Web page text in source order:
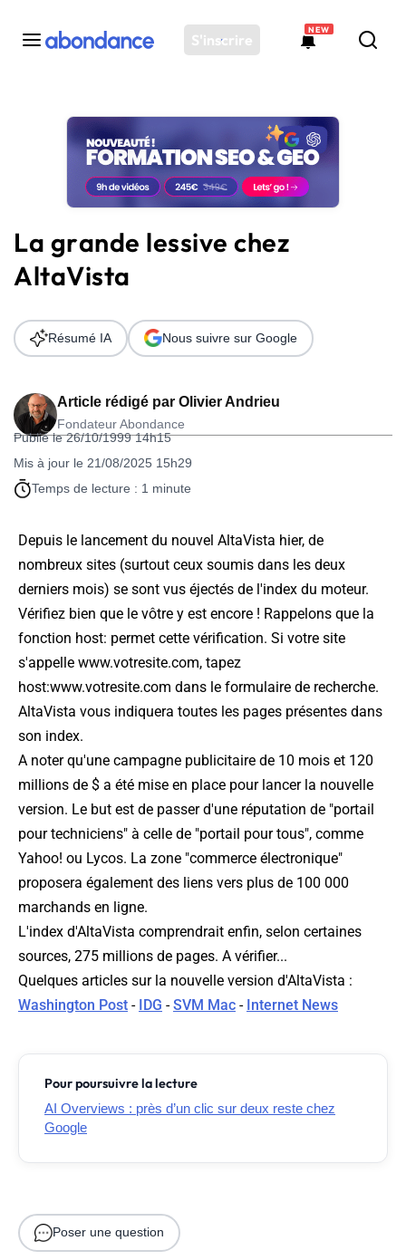
S'inscrire
NEW
Toutes les actus
Actus SEO
Plateforme
Solutions
Ressources
Audit SEO
La grande lessive chez
AltaVista
Article rédigé par Olivier Andrieu
Fondateur Abondance
Publié le 26/10/1999 14h15
Mis à jour le 21/08/2025 15h29
Temps de lecture : 1 minute
Résumé IA Nous suivre sur Google
Depuis le lancement du nouvel AltaVista hier, de
nombreux sites (surtout ceux soumis dans les deux
derniers mois) se sont vus éjectés de l'index du moteur.
Vérifiez bien que le vôtre y est encore ! Rappelons que la
fonction host: permet cette vérification. Si votre site
s'appelle www.votresite.com, tapez
host:www.votresite.com dans le formulaire de recherche.
AltaVista vous indiquera toutes les pages présentes dans
son index.
A noter qu'une campagne publicitaire de 10 mois et 120
millions de $ a été mise en place pour lancer la nouvelle
version. Le but est de passer d'une réputation de "portail
pour techniciens" à celle de "portail pour tous", comme
Yahoo! ou Lycos. La zone "commerce électronique"
proposera également des liens vers plus de 100 000
marchands en ligne.
L'index d'AltaVista comprendrait enfin, selon certaines
sources, 275 millions de pages. A vérifier...
Quelques articles sur la nouvelle version d'AltaVista :
Washington Post - IDG -SVM Mac - Internet News
Pour poursuivre la lecture
AI Overviews : près d’un clic sur deux reste chez
Google
Poser une question